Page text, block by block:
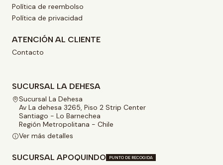
Política de reembolso
Política de privacidad
ATENCIÓN AL CLIENTE
Contacto
SUCURSAL LA DEHESA
Sucursal La Dehesa
Av La dehesa 3265, Piso 2 Strip Center
Santiago - Lo Barnechea
Región Metropolitana - Chile
Ver más detalles
SUCURSAL APOQUINDO PUNTO DE RECOGIDA